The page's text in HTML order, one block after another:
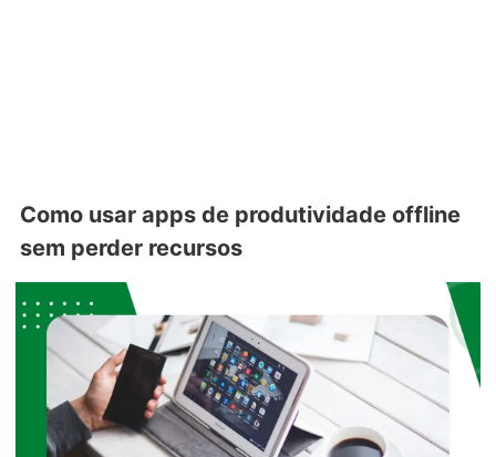
Como usar apps de produtividade offline
sem perder recursos